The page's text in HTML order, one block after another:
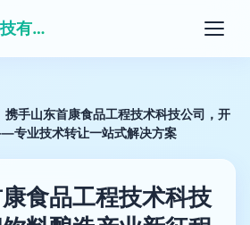
上海签例逡网络科技有限公司
携手山东首康食品工程技术科技公司，开
专业技术转让一站式解决方案
食品工程技术科技